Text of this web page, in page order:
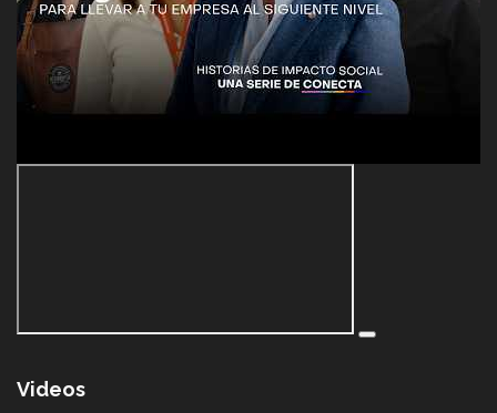
Videos